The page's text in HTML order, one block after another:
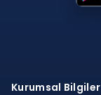
Kurumsal Bilgiler